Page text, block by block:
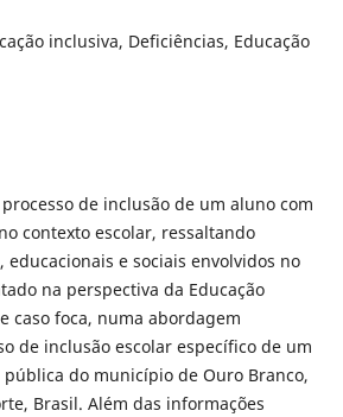
inclusiva, Deficiências, Educação
de inclusão de um aluno com
contexto escolar, ressaltando
educacionais e sociais envolvidos no
na perspectiva da Educação
caso foca, numa abordagem
de inclusão escolar específico de um
do município de Ouro Branco,
Brasil. Além das informações